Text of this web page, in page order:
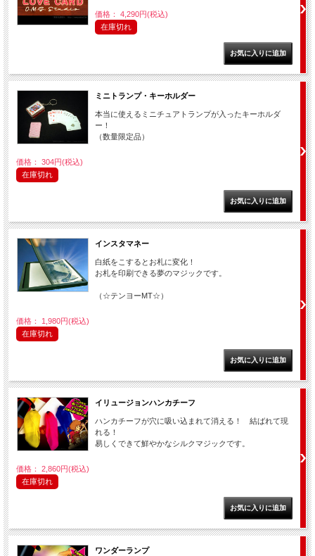
価格： 4,290円(税込)
在庫切れ
ミニトランプ・キーホルダー
本当に使えるミニチュアトランプが入ったキーホルダ
ー！
（数量限定品）
価格： 304円(税込)
在庫切れ
インスタマネー
白紙をこするとお札に変化！
お札を印刷できる夢のマジックです。
（☆テンヨーMT☆）
価格： 1,980円(税込)
在庫切れ
イリュージョンハンカチーフ
ハンカチーフが穴に吸い込まれて消える！ 結ばれて現
れる！
易しくできて鮮やかなシルクマジックです。
価格： 2,860円(税込)
在庫切れ
ワンダーランプ